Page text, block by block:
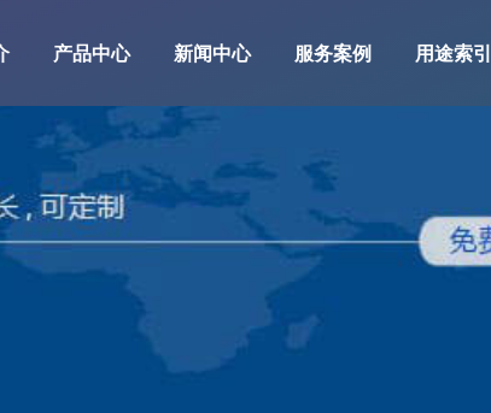
产品中心 新闻中心 服务案例 用途索引